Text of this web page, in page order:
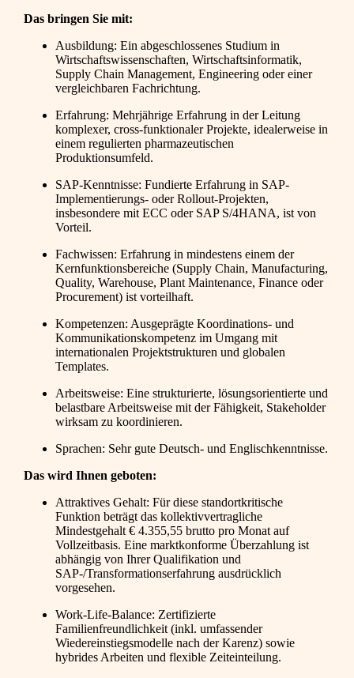
Das bringen Sie mit:
Ausbildung: Ein abgeschlossenes Studium in
Wirtschaftswissenschaften, Wirtschaftsinformatik,
Supply Chain Management, Engineering oder einer
vergleichbaren Fachrichtung.
Erfahrung: Mehrjährige Erfahrung in der Leitung
komplexer, cross-funktionaler Projekte, idealerweise in
einem regulierten pharmazeutischen
Produktionsumfeld.
SAP-Kenntnisse: Fundierte Erfahrung in SAP-
Implementierungs- oder Rollout-Projekten,
insbesondere mit ECC oder SAP S/4HANA, ist von
Vorteil.
Fachwissen: Erfahrung in mindestens einem der
Kernfunktionsbereiche (Supply Chain, Manufacturing,
Quality, Warehouse, Plant Maintenance, Finance oder
Procurement) ist vorteilhaft.
Kompetenzen: Ausgeprägte Koordinations- und
Kommunikationskompetenz im Umgang mit
internationalen Projektstrukturen und globalen
Templates.
Arbeitsweise: Eine strukturierte, lösungsorientierte und
belastbare Arbeitsweise mit der Fähigkeit, Stakeholder
wirksam zu koordinieren.
Sprachen: Sehr gute Deutsch- und Englischkenntnisse.
Das wird Ihnen geboten:
Attraktives Gehalt: Für diese standortkritische
Funktion beträgt das kollektivvertragliche
Mindestgehalt € 4.355,55 brutto pro Monat auf
Vollzeitbasis. Eine marktkonforme Überzahlung ist
abhängig von Ihrer Qualifikation und
SAP-/Transformationserfahrung ausdrücklich
vorgesehen.
Work-Life-Balance: Zertifizierte
Familienfreundlichkeit (inkl. umfassender
Wiedereinstiegsmodelle nach der Karenz) sowie
hybrides Arbeiten und flexible Zeiteinteilung.